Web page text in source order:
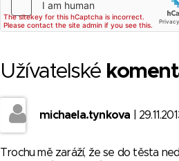
Užívatelské
michaela.tynkova |
Trochu mě zaráží, že se do těsta